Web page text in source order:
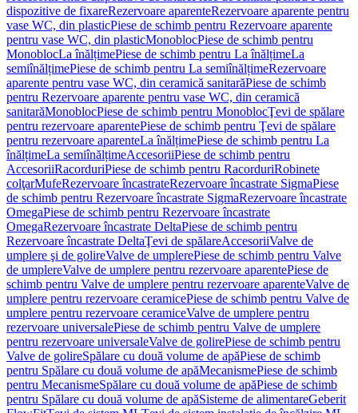
dispozitive de fixareRezervoare aparenteRezervoare aparente pentru
vase WC, din plasticPiese de schimb pentru Rezervoare aparente
pentru vase WC, din plasticMonoblocPiese de schimb pentru
MonoblocLa înălțimePiese de schimb pentru La înălțimeLa
semiînălțimePiese de schimb pentru La semiînălțimeRezervoare
aparente pentru vase WC, din ceramică sanitarăPiese de schimb
pentru Rezervoare aparente pentru vase WC, din ceramică
sanitarăMonoblocPiese de schimb pentru MonoblocŢevi de spălare
pentru rezervoare aparentePiese de schimb pentru Ţevi de spălare
pentru rezervoare aparenteLa înălțimePiese de schimb pentru La
înălțimeLa semiînălțimeAccesoriiPiese de schimb pentru
AccesoriiRacorduriPiese de schimb pentru RacorduriRobinete
colţarMufeRezervoare încastrateRezervoare încastrate SigmaPiese
de schimb pentru Rezervoare încastrate SigmaRezervoare încastrate
OmegaPiese de schimb pentru Rezervoare încastrate
OmegaRezervoare încastrate DeltaPiese de schimb pentru
Rezervoare încastrate DeltaŢevi de spălareAccesoriiValve de
umplere şi de golireValve de umplerePiese de schimb pentru Valve
de umplereValve de umplere pentru rezervoare aparentePiese de
schimb pentru Valve de umplere pentru rezervoare aparenteValve de
umplere pentru rezervoare ceramicePiese de schimb pentru Valve de
umplere pentru rezervoare ceramiceValve de umplere pentru
rezervoare universalePiese de schimb pentru Valve de umplere
pentru rezervoare universaleValve de golirePiese de schimb pentru
Valve de golireSpălare cu două volume de apăPiese de schimb
pentru Spălare cu două volume de apăMecanismePiese de schimb
pentru MecanismeSpălare cu două volume de apăPiese de schimb
pentru Spălare cu două volume de apăSisteme de alimentareGeberit